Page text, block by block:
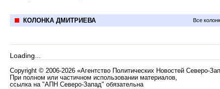
КОЛОНКА ДМИТРИЕВА Все
Loading...
Copyright © 2006-2026 «Агентство Политических Новостей Северо-
При полном или частичном использовании материалов,
ссылка на "АПН Северо-Запад" обязательна